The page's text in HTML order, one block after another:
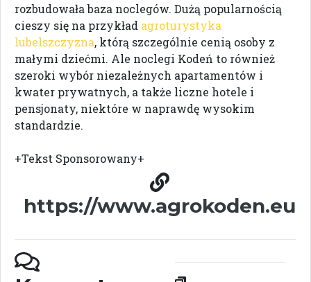
rozbudowała baza noclegów. Dużą popularnością
cieszy się na przykład agroturystyka
lubelszczyzna, którą szczególnie cenią osoby z
małymi dziećmi. Ale noclegi Kodeń to również
szeroki wybór niezależnych apartamentów i
kwater prywatnych, a także liczne hotele i
pensjonaty, niektóre w naprawdę wysokim
standardzie.
+Tekst Sponsorowany+
https://www.agrokoden.eu